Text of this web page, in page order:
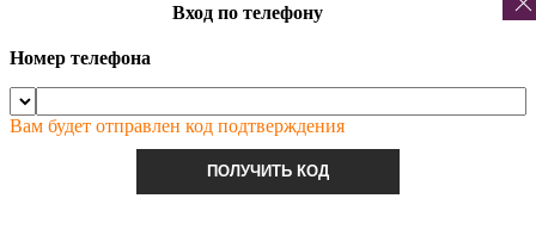
Вход по телефону
Номер телефона
Вам будет отправлен код подтверждения
ПОЛУЧИТЬ КОД